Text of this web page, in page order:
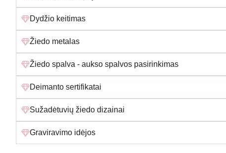
Dydžio keitimas
Žiedo metalas
Žiedo spalva - aukso spalvos pasirinkimas
Deimanto sertifikatai
Sužadėtuvių žiedo dizainai
Graviravimo idėjos